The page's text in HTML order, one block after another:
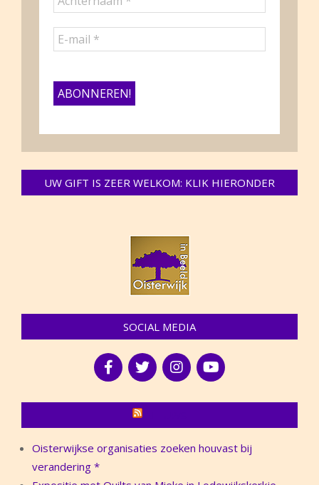
UW GIFT IS ZEER WELKOM: KLIK HIERONDER
SOCIAL MEDIA
Oisterwijkse organisaties zoeken houvast bij
verandering *